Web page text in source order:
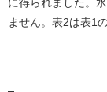
ません。表2は表1